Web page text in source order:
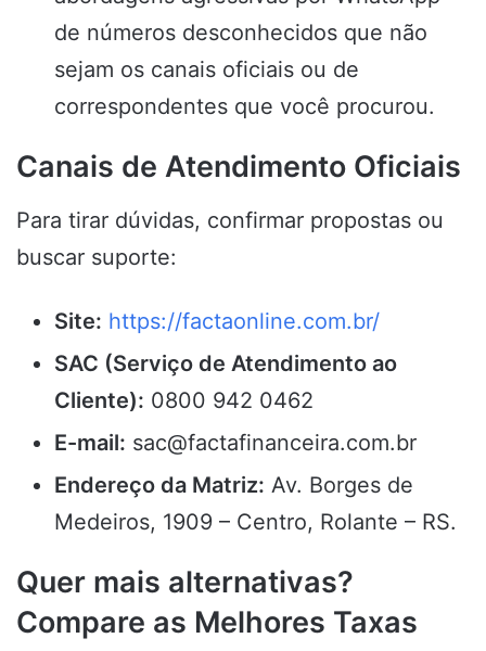
de números desconhecidos que não
sejam os canais oficiais ou de
correspondentes que você procurou.
Canais de Atendimento Oficiais
Para tirar dúvidas, confirmar propostas ou
buscar suporte:
Site: https://factaonline.com.br/
SAC (Serviço de Atendimento ao
Cliente): 0800 942 0462
E-mail: sac@factafinanceira.com.br
Endereço da Matriz: Av. Borges de
Medeiros, 1909 – Centro, Rolante – RS.
Quer mais alternativas?
Compare as Melhores Taxas